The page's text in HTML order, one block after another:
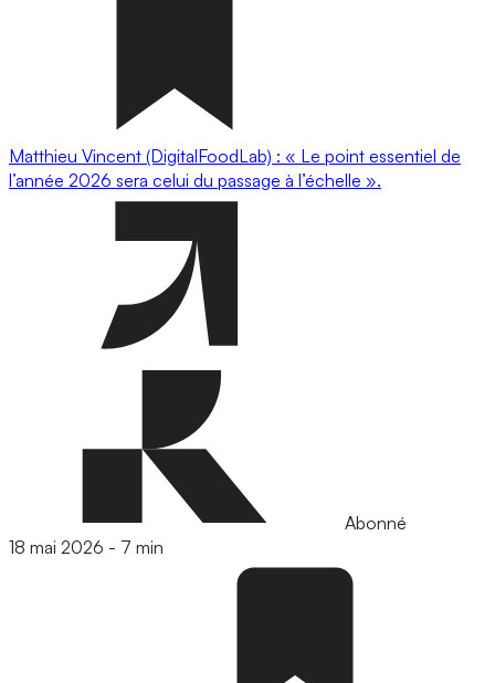
Matthieu Vincent (DigitalFoodLab) : « Le point essentiel de
l’année 2026 sera celui du passage à l’échelle ».
Abonné
18 mai 2026 - 7 min